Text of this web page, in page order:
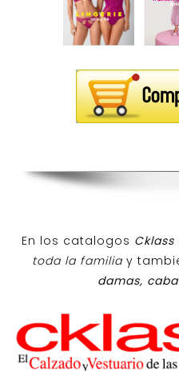
En los catalogos Cklass
toda la familiay
damas,